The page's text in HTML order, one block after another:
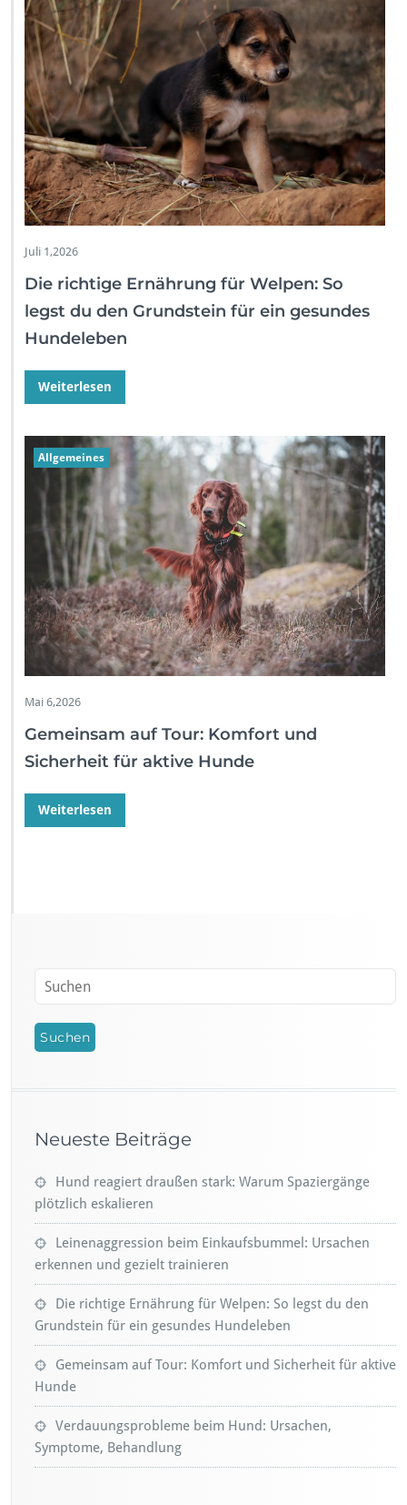
Juli 1,2026
Die richtige Ernährung für Welpen: So
legst du den Grundstein für ein gesundes
Hundeleben
Weiterlesen
Allgemeines
Mai 6,2026
Gemeinsam auf Tour: Komfort und
Sicherheit für aktive Hunde
Weiterlesen
Neueste Beiträge
Hund reagiert draußen stark: Warum Spaziergänge
plötzlich eskalieren
Leinenaggression beim Einkaufsbummel: Ursachen
erkennen und gezielt trainieren
Die richtige Ernährung für Welpen: So legst du den
Grundstein für ein gesundes Hundeleben
Gemeinsam auf Tour: Komfort und Sicherheit für aktive
Hunde
Verdauungsprobleme beim Hund: Ursachen,
Symptome, Behandlung